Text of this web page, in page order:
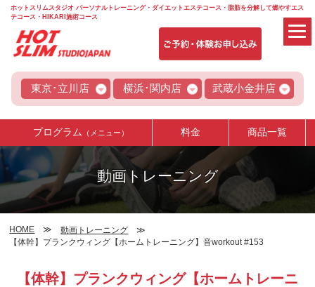
ホットスリムスタジオ パーソナルトレーニング・ダイエットエステコース・脂肪を分解して燃やすエス
テコース・HIKARI施術コース
東京･立川店 横浜･関内店 武蔵小金井店
プログラム （メニュー） 料金 商品一覧
動画トレーニング
HOME
動画トレーニング
【体幹】プランクウィング【ホームトレーニング】音workout #153
【体幹】プランクウィング【ホームトレーニ